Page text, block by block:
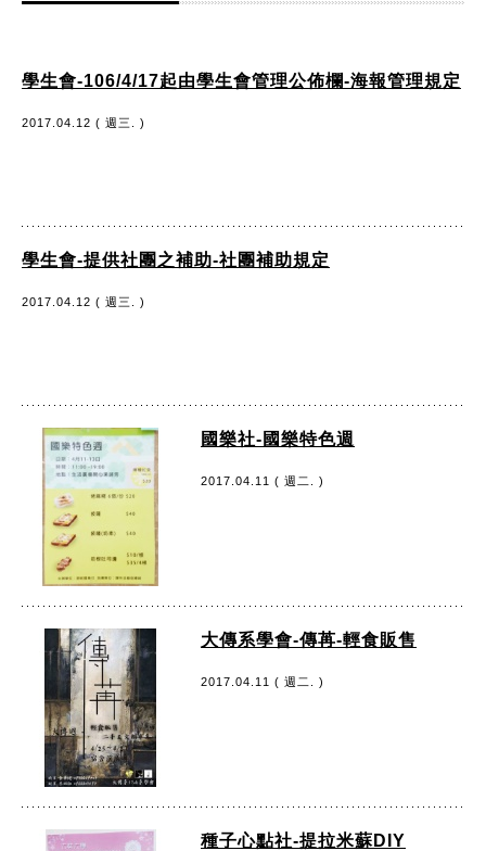
學生會-106/4/17起由學生會管理公佈欄-海報管理規定
2017.04.12 ( 週三. )
學生會-提供社團之補助-社團補助規定
2017.04.12 ( 週三. )
國樂社-國樂特色週
2017.04.11 ( 週二. )
大傳系學會-傳苒-輕食販售
2017.04.11 ( 週二. )
種子心點社-提拉米蘇DIY